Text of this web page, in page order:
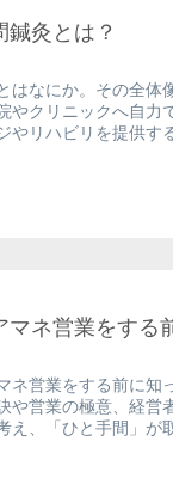
灸とは？
はなにか。その全体
やクリニックへ自力
やリハビリを提供す
ネ営業をする
ネ営業をする前に知
や営業の極意、経営
え、「ひと手間」が